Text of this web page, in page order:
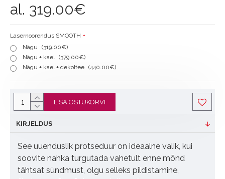
al. 319.00€
Lasernoorendus SMOOTH
Nägu (319.00€)
Nägu + kael (379.00€)
Nägu + kael + dekoltee (440.00€)
LISA OSTUKORVI
KIRJELDUS
See uuenduslik protseduur on ideaalne valik, kui
soovite nahka turgutada vahetult enne mõnd
tähtsat sündmust, olgu selleks pildistamine,